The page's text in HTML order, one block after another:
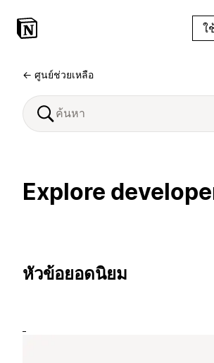
ใ
← ศูนย์ช่วยเหลือ
Explore
หัวข้อยอดนิยม